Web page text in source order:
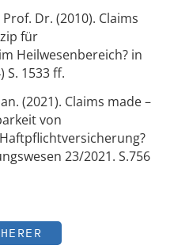
Dr. (2010). Claims
für
Heilwesenbereich? in
S. 1533 ff.
(2021). Claims made –
von
23/2021. S.756